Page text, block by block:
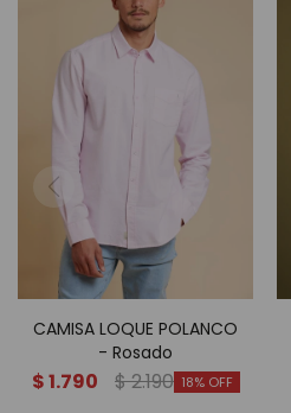
CAMISA LOQUE POLANCO
- Rosado
$1.790 $2.190 18